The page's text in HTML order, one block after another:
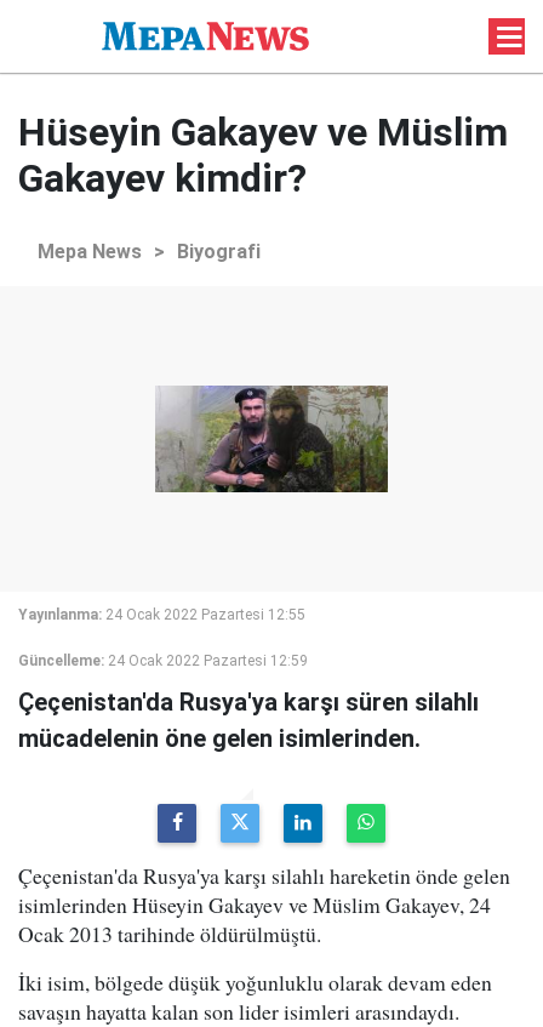
Hüseyin Gakayev ve Müslim
Gakayev kimdir?
Mepa News > Biyografi
Yayınlanma: 24 Ocak 2022 Pazartesi 12:55
Güncelleme: 24 Ocak 2022 Pazartesi 12:59
Çeçenistan'da Rusya'ya karşı süren silahlı
mücadelenin öne gelen isimlerinden.
Çeçenistan'da Rusya'ya karşı silahlı hareketin önde gelen
isimlerinden Hüseyin Gakayev ve Müslim Gakayev, 24
Ocak 2013 tarihinde öldürülmüştü.
İki isim, bölgede düşük yoğunluklu olarak devam eden
savaşın hayatta kalan son lider isimleri arasındaydı.